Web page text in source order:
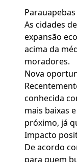
As cidades
expansão
acima da
moradores.
Nova
conhecida
mais baixas
próximo, já
Impacto
De acordo
para quem